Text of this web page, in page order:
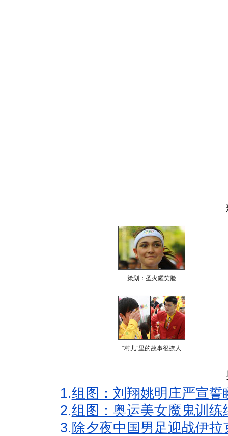
策划：圣火耀笑脸
“村儿”里的故事很撩人
1.组图：刘翔姚明庄严宣
2.组图：奥运美女魔鬼训
3. 除夕夜中国男足迎战伊